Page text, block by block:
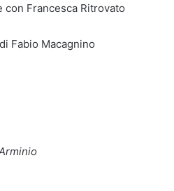
Francesca Ritrovato
Fabio Macagnino